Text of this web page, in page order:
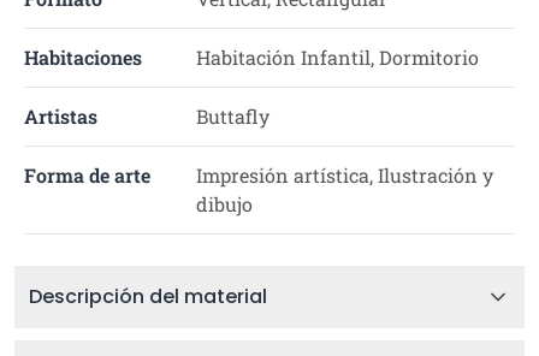
Habitaciones Habitación Infantil, Dormitorio
Artistas Buttafly
Forma de arte
Impresión artística, Ilustración y
dibujo
Descripción del material